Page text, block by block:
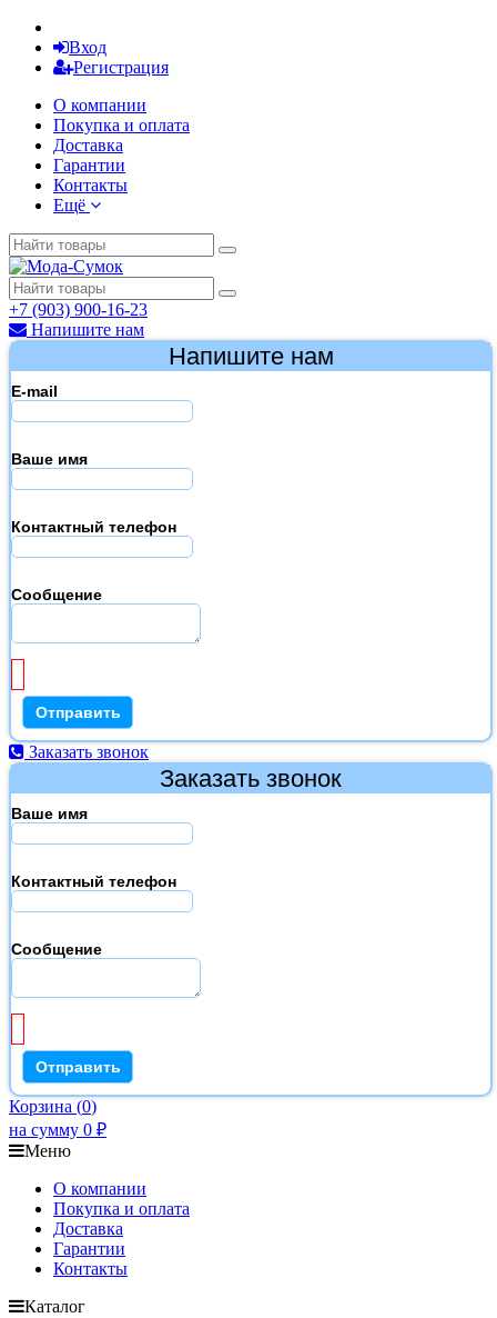
Вход
Регистрация
О компании
Покупка и оплата
Доставка
Гарантии
Контакты
Ещё
+7 (903) 900-16-23
Напишите нам
Напишите нам
E-mail
Ваше имя
Контактный телефон
Сообщение
Заказать звонок
Заказать звонок
Ваше имя
Контактный телефон
Сообщение
Корзина (0)
на сумму 0 ₽
Меню
О компании
Покупка и оплата
Доставка
Гарантии
Контакты
Каталог